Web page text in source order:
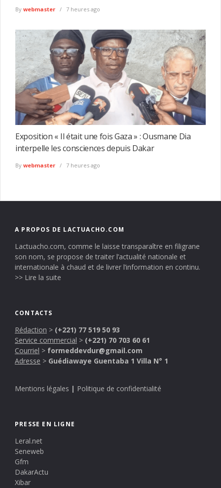
By webmaster 7 heures ago
Exposition « Il était une fois Gaza » : Ousmane Dia
interpelle les consciences depuis Dakar
By webmaster 7 heures ago
A PROPOS DE LACTUACHO.COM
Lactuacho.com, comme le laisse transparaître en filigrane
son nom, se propose de traiter l’actualité nationale et
internationale à chaud et de livrer l’information en continu.
>> Lire la suite
CONTACTS
Rédaction > (+221) 77 519 50 93
Service commercial > (+221) 70 703 60 61
Courriel > formeddevdur@gmail.com
Adresse > Guédiawaye Guentaba 1 Villa N° 1
Mentions légales | Politique de confidentialité
PRESSE EN LIGNE
Leral.net
Seneweb
Gfm
DakarActu
Xibar